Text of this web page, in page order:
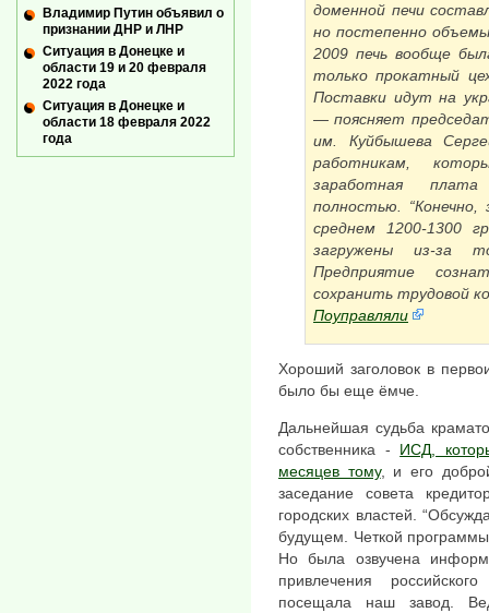
доменной печи
но постепенно
2009 печь вообще
только прокатный
Поставки идут на
— поясняет
им. Куйбышева
работникам,
заработная
полностью.
среднем 1200-1300
загружены из-за
Предприятие
сохранить трудовой
Поуправляли
Хороший заголовок в
было бы еще ёмче.
Дальнейшая судьба
собственника - ИСД,
месяцев тому, и его
заседание совета
городских властей.
будущем. Четкой
Но была озвучена
привлечения
посещала наш завод.
Владимир Путин объявил о
признании ДНР и ЛНР
Ситуация в Донецке и
области 19 и 20 февраля
2022 года
Ситуация в Донецке и
области 18 февраля 2022
года